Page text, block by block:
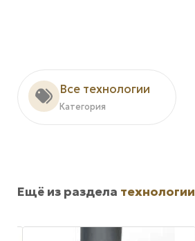
Все технологии
Категория
Ещё из раздела технологии